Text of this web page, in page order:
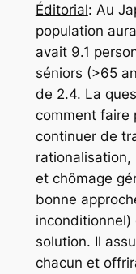
Éditorial: Au
population
avait 9.1
séniors (>65
de 2.4. La
comment faire
continuer de
et chômage
bonne
inconditionnel)
solution. Il
chacun et